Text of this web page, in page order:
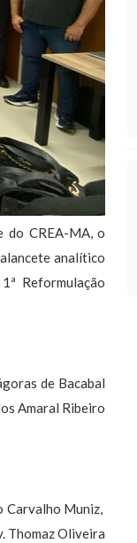
do CREA-MA, o
analítico
Reformulação
de Bacabal
Amaral Ribeiro
Carvalho Muniz,
Thomaz Oliveira